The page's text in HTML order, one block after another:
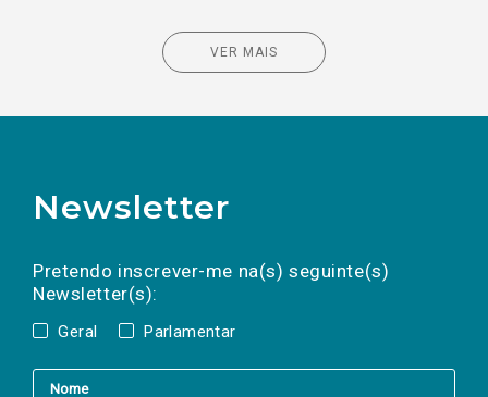
VER MAIS
Newsletter
Pretendo inscrever-me na(s) seguinte(s)
Newsletter(s):
Geral Parlamentar
a(s) newsletter(s).
mail